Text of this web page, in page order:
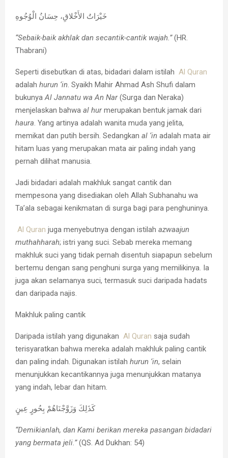
خَيْرَاتُ الأَخْلاقِ، حِسَانُ الْوُجُوهِ
“Sebaik-baik akhlak dan secantik-cantik wajah.”(HR.
Thabrani)
Seperti disebutkan di atas, bidadari dalam istilah Al Quran
adalah hurun ‘in . Syaikh Mahir Ahmad Ash Shufi dalam
bukunya Al Jannatu wa An Nar(Surga dan Neraka)
menjelaskan bahwa al hurmerupakan bentuk jamak dari
haura . Yang artinya adalah wanita muda yang jelita,
memikat dan putih bersih. Sedangkan al ‘in adalah mata air
hitam luas yang merupakan mata air paling indah yang
pernah dilihat manusia.
Jadi bidadari adalah makhluk sangat cantik dan
mempesona yang disediakan oleh Allah Subhanahu wa
Ta’ala sebagai kenikmatan di surga bagi para penghuninya.
Al Quran juga menyebutnya dengan istilah azwaajun
muthahharah; istri yang suci. Sebab mereka memang
makhluk suci yang tidak pernah disentuh siapapun sebelum
bertemu dengan sang penghuni surga yang memilikinya. Ia
juga akan selamanya suci, termasuk suci daripada hadats
dan daripada najis.
Makhluk paling cantik
Daripada istilah yang digunakan Al Quran saja sudah
terisyaratkan bahwa mereka adalah makhluk paling cantik
dan paling indah. Digunakan istilah hurun ‘in, selain
menunjukkan kecantikannya juga menunjukkan matanya
yang indah, lebar dan hitam.
كَذَلِكَ وَزَوَّجْنَاهُمْ بِحُورٍ عِينٍ
“Demikianlah, dan Kami berikan mereka pasangan bidadari
yang bermata jeli.”(QS. Ad Dukhan: 54)